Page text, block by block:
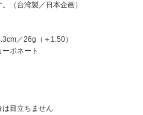
（台湾製／日本企画）
／26g（＋1.50）
ボネート
目立ちません